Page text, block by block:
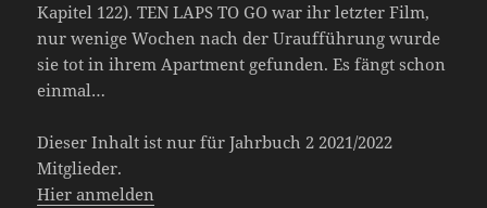
Kapitel 122). TEN LAPS TO GO war ihr letzter Film,
nur wenige Wochen nach der Uraufführung wurde
sie tot in ihrem Apartment gefunden. Es fängt schon
einmal…
Dieser Inhalt ist nur für Jahrbuch 2 2021/2022
Mitglieder.
Hier anmelden